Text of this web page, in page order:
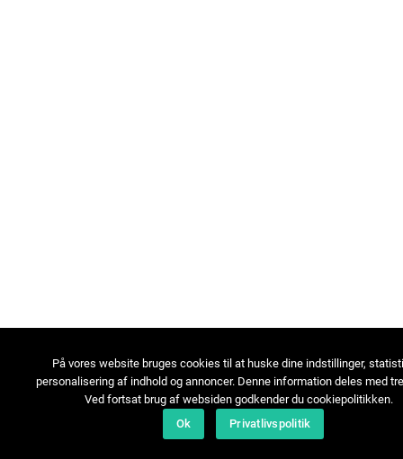
På vores website bruges cookies til at huske dine indstillinger,
personalisering af indhold og annoncer. Denne information deles med
Ved fortsat brug af websiden godkender du cookiepolitikken.
Ok
Privatlivspolitik